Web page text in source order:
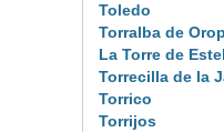
Toledo
Torralba de
La Torre de
Torrecilla de la
Torrico
Torrijos